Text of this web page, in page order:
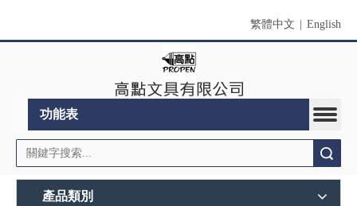
繁體中文 English
功能表
產品類別